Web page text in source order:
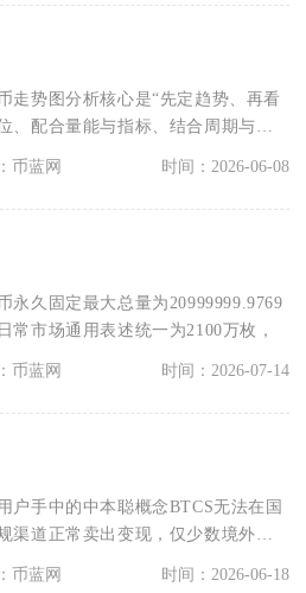
走势图分析核心是“先定趋势、再看
、配合量能与指标、结合周期与宏
多维度共振
币蓝网 时间：2026-06-08
永久固定最大总量为20999999.9769
常市场通用表述统一为2100万枚，
币蓝网 时间：2026-07-14
户手中的中本聪概念BTCS无法在国
渠道正常卖出变现，仅少数境外小
币蓝网 时间：2026-06-18